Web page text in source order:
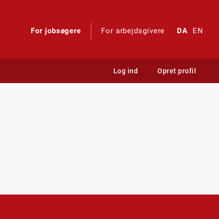
For jobsøgere For arbejdsgivere DA EN
Log ind Opret profil